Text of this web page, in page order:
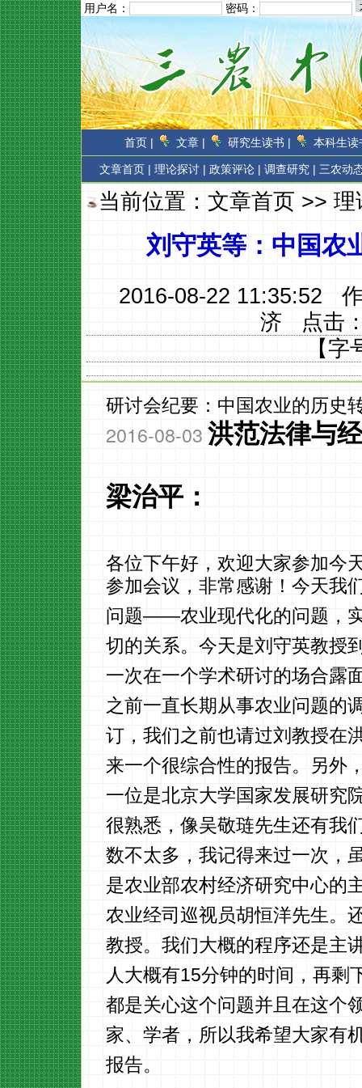
用户名： 密码：
首页 | 文章 | 研究生读书 | 本科生读
文章首页 | 理论探讨 | 政策评论 | 调查研究 | 三农动
当前位置：文章首页>>理
刘守英等：中国农
2016-08-22 11:35:52
济点击
【字
研讨会纪要：中国农业的历史
2016-08-03 洪范法律与
梁治平：
各位下午好，欢迎大家参加今
参加会议，非常感谢！今天我
问题——农业现代化的问题，
切的关系。今天是刘守英教授
一次在一个学术研讨的场合露
之前一直长期从事农业问题的
订，我们之前也请过刘教授在
来一个很综合性的报告。另外
一位是北京大学国家发展研究
很熟悉，像吴敬琏先生还有我
数不太多，我记得来过一次，
是农业部农村经济研究中心的
农业经司巡视员胡恒洋先生。
教授。我们大概的程序还是主
人大概有15分钟的时间，再剩
都是关心这个问题并且在这个
家、学者，所以我希望大家有
报告。